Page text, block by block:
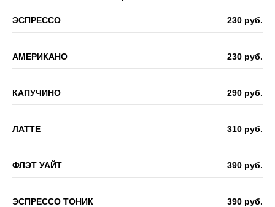
ЭСПРЕССО 230 руб.
АМЕРИКАНО 230 руб.
КАПУЧИНО 290 руб.
ЛАТТЕ 310 руб.
ФЛЭТ УАЙТ 390 руб.
ЭСПРЕССО ТОНИК 390 руб.